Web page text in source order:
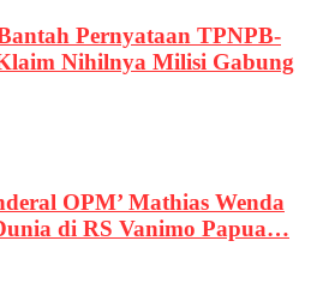
Pernyataan TPNPB-
Nihilnya Milisi Gabung
OPM’ Mathias Wenda
di RS Vanimo Papua…